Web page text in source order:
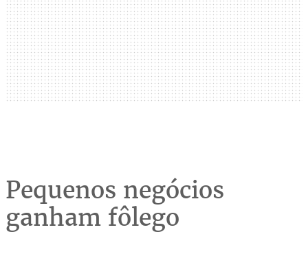
Pequenos negócios
ganham fôlego